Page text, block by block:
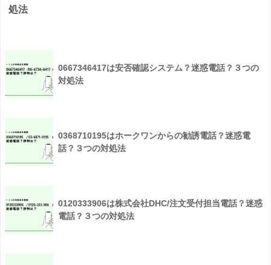
処法
0667346417は安否確認システム？迷惑電話？３つの
対処法
0368710195はホークワンからの勧誘電話？迷惑電
話？３つの対処法
0120333906は株式会社DHC/注文受付担当電話？迷惑
電話？３つの対処法